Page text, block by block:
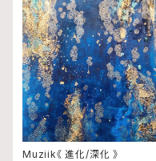
Muziik《 進化/深化 》